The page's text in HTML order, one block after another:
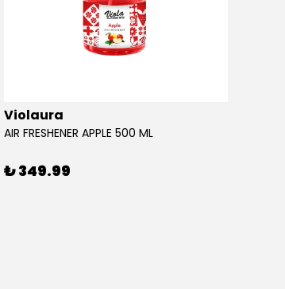
Violaura
AIR FRESHENER APPLE 500 ML
₺ 349.99